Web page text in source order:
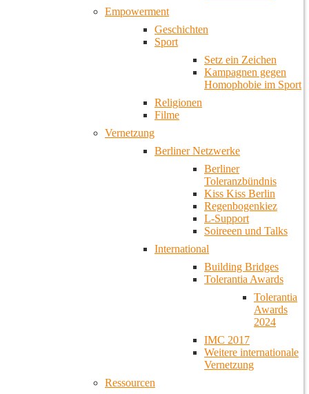
Empowerment
Geschichten
Sport
Setz ein Zeichen
Kampagnen gegen
Homophobie im Sport
Religionen
Filme
Vernetzung
Berliner Netzwerke
Berliner
Toleranzbündnis
Kiss Kiss Berlin
Regenbogenkiez
L-Support
Soireeen und Talks
International
Building Bridges
Tolerantia Awards
Tolerantia
Awards
2024
IMC 2017
Weitere internationale
Vernetzung
Ressourcen